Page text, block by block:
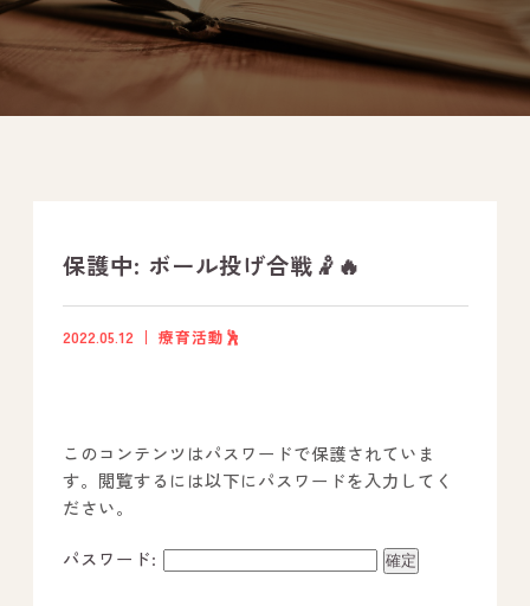
採用情報
自己評価表
社内行事
事業所のご案内
－ オールピース宗像事業所
－ オールピース福津事業所
保護中: ボール投げ合戦🤾🔥
2022.05.12 療育活動🕺
このコンテンツはパスワードで保護されていま
す。閲覧するには以下にパスワードを入力してく
ださい。
パスワード: